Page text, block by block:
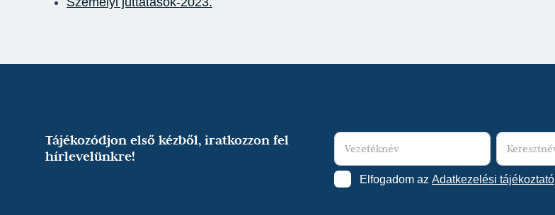
Tájékozódjon első kézből, iratkozzon fel
hírlevelünkre!
Elfogadom az Adatkezelési tájékoztató